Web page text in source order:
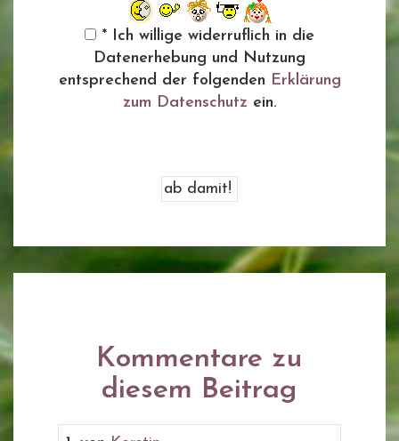
* Ich willige widerruflich in die
Datenerhebung und Nutzung
entsprechend der folgenden Erklärung
zum Datenschutz ein.
Kommentare zu
diesem Beitrag